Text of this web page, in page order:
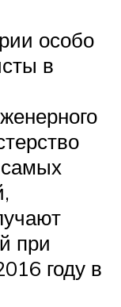
особо
в
самых
при
году в